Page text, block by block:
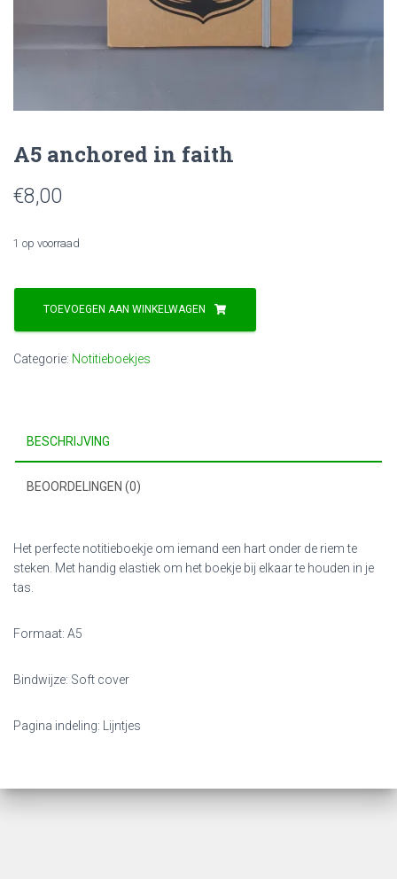
A5 anchored in faith
€8,00
1 op voorraad
A5
anchored
in
aantal
TOEVOEGEN AAN WINKELWAGEN
Categorie: Notitieboekjes
BESCHRIJVING
BEOORDELINGEN (0)
Het perfecte notitieboekje om iemand een hart onder de riem te
steken. Met handig elastiek om het boekje bij elkaar te houden in je
tas.
Formaat: A5
Bindwijze: Soft cover
Pagina indeling: Lijntjes